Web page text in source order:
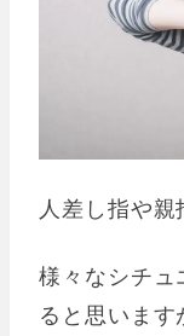
人差し指や親
様々なシチュ
ると思います